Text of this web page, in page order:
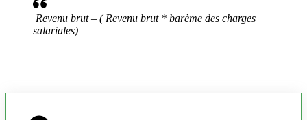
Revenu brut – ( Revenu brut * barème des charges
salariales)